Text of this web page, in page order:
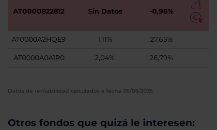
AT0000822812 Sin Datos -0,96%
AT0000A2HQE9 1,11% 27,65%
AT0000A0A1P0 2,04% 26,79%
Datos de rentabilidad calculados a fecha 06/06/2025
Otros fondos que quizá le interesen: